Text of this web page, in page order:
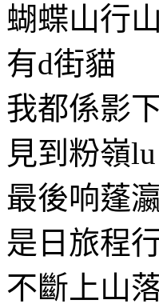
蝴蝶山行
有d街貓
我都係影
見到粉嶺lu
最後响蓬
是日旅程
不斷上山